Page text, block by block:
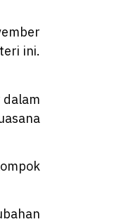
ini.